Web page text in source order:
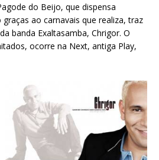
do Beijo, que dispensa
ao carnavais que realiza, traz
banda Exaltasamba, Chrigor. O
ocorre na Next, antiga Play,